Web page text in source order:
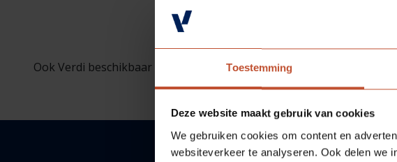
Toestemming
Deze website maakt gebruik van cookies
We gebruiken cookies om content en
websiteverkeer te analyseren. Ook delen we
Ook Verdi beschikbaar bij deze vestiging (op bestelling).